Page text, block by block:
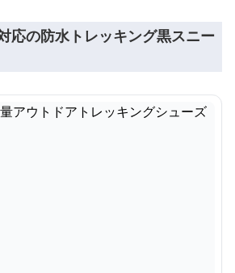
応の防水トレッキング黒スニー